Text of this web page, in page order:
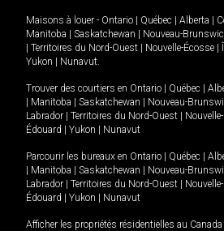
Maisons à louer - Ontario Québec Alberta
Manitoba
Saskatchewan Nouveau-
Territoires du Nord-Ouest Nouvelle-Écosse
Yukon
Nunavut.
Trouver des courtiers en Ontario Québec
Manitoba Saskatchewan Nouveau-
Labrador
Territoires du Nord-Ouest
Édouard
Yukon Nunavut
Parcourir les bureaux en Ontario Québec
Manitoba Saskatchewan Nouveau-
Labrador
Territoires du Nord-Ouest
Édouard
Yukon Nunavut
Afficher les propriétés résidentielles au Canada